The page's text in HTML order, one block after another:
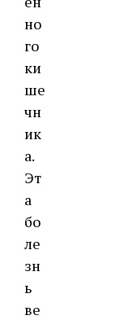
но
го
ки
ше
чн
ик
а.
Эт
а
бо
ле
зн
ь
ве